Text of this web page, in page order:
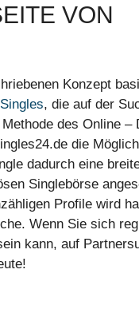
VON
Konzept
Singles, die auf der
des Online –
die
dadurch eine
Singlebörse
Profile wird
Wenn Sie sich
kann, auf